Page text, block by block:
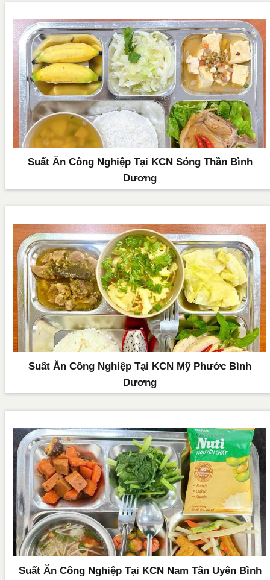
Suất Ăn Công Nghiệp Tại KCN Sóng Thần Bình
Dương
Suất Ăn Công Nghiệp Tại KCN Mỹ Phước Bình
Dương
Suất Ăn Công Nghiệp Tại KCN Nam Tân Uyên Bình